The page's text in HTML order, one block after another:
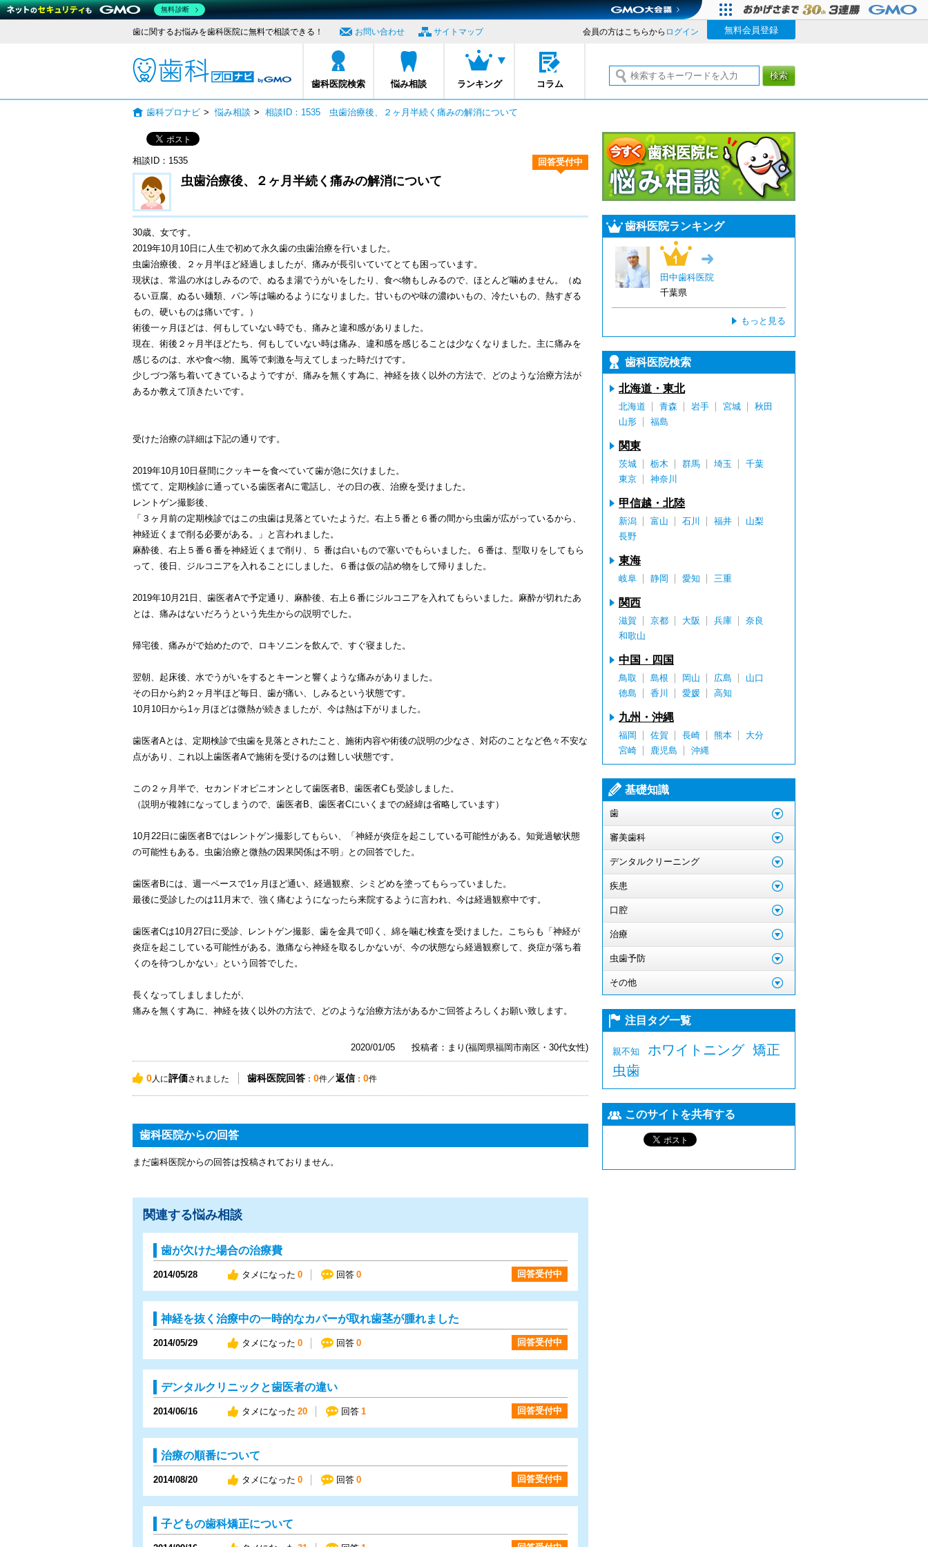
歯に関するお悩みを歯科医院に無料で相談できる！
歯科プロナビ
歯科医院検索 悩み相談 ランキング コラム
お問い合わせ サイトマップ 会員の方はこちらから ログイン 無料会員登録
検索
歯科プロナビ > 悩み相談 > 相談ID：1535 虫歯治療後、２ヶ月半続く痛みの解消について
虫歯治療後、２ヶ月半続く痛みの解消について
30歳、女です。
2019年10月10日に人生で初めて永久歯の虫歯治療を行いました。
虫歯治療後、２ヶ月半ほど経過しましたが、痛みが長引いていてとても困っています。
現状は、常温の水はしみるので、ぬるま湯でうがいをしたり、食べ物もしみるので、ほとんど噛めません。（ぬ
るい豆腐、ぬるい麺類、パン等は噛めるようになりました。甘いものや味の濃ゆいもの、冷たいもの、熱すぎる
もの、硬いものは痛いです。）
術後一ヶ月ほどは、何もしていない時でも、痛みと違和感がありました。
現在、術後２ヶ月半ほどたち、何もしていない時は痛み、違和感を感じることは少なくなりました。主に痛みを
感じるのは、水や食べ物、風等で刺激を与えてしまった時だけです。
少しづつ落ち着いてきているようですが、痛みを無くす為に、神経を抜く以外の方法で、どのような治療方法が
あるか教えて頂きたいです。
受けた治療の詳細は下記の通りです。
2019年10月10日昼間にクッキーを食べていて歯が急に欠けました。
慌てて、定期検診に通っている歯医者Aに電話し、その日の夜、治療を受けました。
レントゲン撮影後、
「３ヶ月前の定期検診ではこの虫歯は見落とていたようだ。右上５番と６番の間から虫歯が広がっているから、
神経近くまで削る必要がある。」と言われました。
麻酔後、右上５番６番を神経近くまで削り、５ 番は白いもので塞いでもらいました。６番は、型取りをしてもら
って、後日、ジルコニアを入れることにしました。６番は仮の詰め物をして帰りました。
2019年10月21日、歯医者Aで予定通り、麻酔後、右上６番にジルコニアを入れてもらいました。麻酔が切れたあ
とは、痛みはないだろうという先生からの説明でした。
帰宅後、痛みがで始めたので、ロキソニンを飲んで、すぐ寝ました。
翌朝、起床後、水でうがいをするとキーンと響くような痛みがありました。
その日から約２ヶ月半ほど毎日、歯が痛い、しみるという状態です。
10月10日から1ヶ月ほどは微熱が続きましたが、今は熱は下がりました。
歯医者Aとは、定期検診で虫歯を見落とされたこと、施術内容や術後の説明の少なさ、対応のことなど色々不安な
点があり、これ以上歯医者Aで施術を受けるのは難しい状態です。
この２ヶ月半で、セカンドオピニオンとして歯医者B、歯医者Cも受診しました。
（説明が複雑になってしまうので、歯医者B、歯医者Cにいくまでの経緯は省略しています）
10月22日に歯医者Bではレントゲン撮影してもらい、「神経が炎症を起こしている可能性がある。知覚過敏状態
の可能性もある。虫歯治療と微熱の因果関係は不明」との回答でした。
歯医者Bには、週一ペースで1ヶ月ほど通い、経過観察、シミどめを塗ってもらっていました。
最後に受診したのは11月末で、強く痛むようになったら来院するように言われ、今は経過観察中です。
歯医者Cは10月27日に受診、レントゲン撮影、歯を金具で叩く、綿を噛む検査を受けました。こちらも「神経が
炎症を起こしている可能性がある。激痛なら神経を取るしかないが、今の状態なら経過観察して、炎症が落ち着
くのを待つしかない」という回答でした。
長くなってしましましたが、
痛みを無くす為に、神経を抜く以外の方法で、どのような治療方法があるかご回答よろしくお願い致します。
2020/01/05 投稿者：まり(福岡県福岡市南区・30代女性)
相談ID：1535 回答受付中
0人に評価されました 歯科医院回答： 0件／返信： 0件
歯科医院からの回答
まだ歯科医院からの回答は投稿されておりません。
関連する悩み相談
歯が欠けた場合の治療費
2014/05/28 タメになった 0 回答 0 回答受付中
神経を抜く治療中の一時的なカバーが取れ歯茎が腫れました
2014/05/29 タメになった 0 回答 0 回答受付中
デンタルクリニックと歯医者の違い
2014/06/16 タメになった 20 回答 1 回答受付中
治療の順番について
2014/08/20 タメになった 0 回答 0 回答受付中
子どもの歯科矯正について
歯科医院ランキング
田中歯科医院
千葉県
もっと見る
歯科医院検索
北海道・東北
北海道 青森 岩手 宮城
秋田
山形
福島
関東
茨城 栃木 群馬 埼玉
千葉
東京
神奈川
甲信越・北陸
新潟 富山 石川 福井
山梨
長野
東海
岐阜 静岡 愛知 三重
関西
滋賀 京都 大阪 兵庫
奈良
和歌山
中国・四国
鳥取 島根 岡山 広島
山口
徳島
香川 愛媛 高知
九州・沖縄
福岡 佐賀 長崎 熊本
大分
宮崎
鹿児島 沖縄
基礎知識
歯
審美歯科
デンタルクリーニング
疾患
口腔
治療
虫歯予防
その他
注目タグ一覧
親不知 ホワイトニング 矯正
虫歯
このサイトを共有する
無料診断